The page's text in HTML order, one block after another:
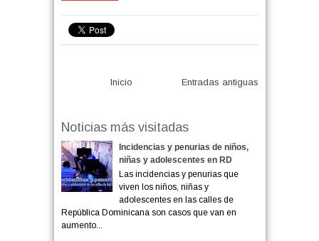
Entradas antiguas
Inicio
Noticias más visitadas
Incidencias y penurias de niños,
niñas y adolescentes en RD
Las incidencias y penurias que
viven los niños, niñas y
adolescentes en las calles de
República Dominicana son casos que van en
aumento...